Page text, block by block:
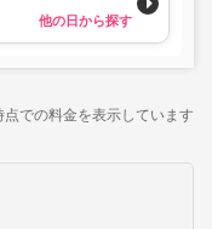
他の日から探す
点での料金を表示しています